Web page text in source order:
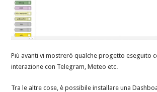
Più avanti vi mostrerò qualche progetto eseguito
interazione con Telegram, Meteo etc.
Tra le altre cose, è possibile installare una